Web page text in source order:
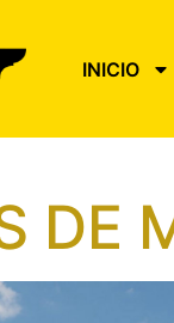
INICIO
DE